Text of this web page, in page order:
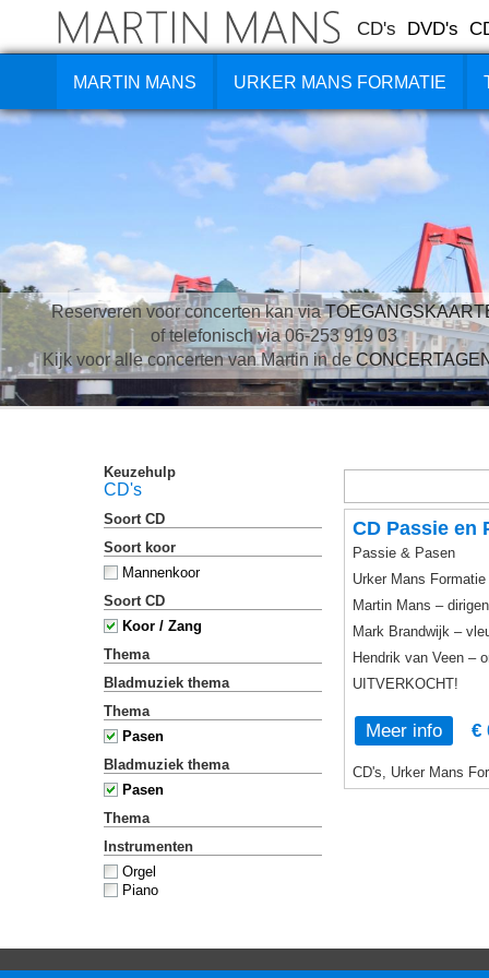
CD's DVD's
MARTIN MANS URKER MANS FORMATIE
Reserveren voor concerten kan via
of telefonisch via 06-253 919 03
Kijk voor alle concerten van Martin in de
Keuzehulp
CD's
Soort CD
Soort koor
Mannenkoor
Soort CD
Koor / Zang
Thema
Bladmuziek thema
Thema
Pasen
Bladmuziek thema
Pasen
Thema
Instrumenten
Orgel
Piano
CD Passie en
Passie & Pasen
Urker Mans Formatie
Martin Mans –
Mark Brandwijk –
Hendrik van Veen –
UITVERKOCHT!
Meer info €
CD's, Urker Mans